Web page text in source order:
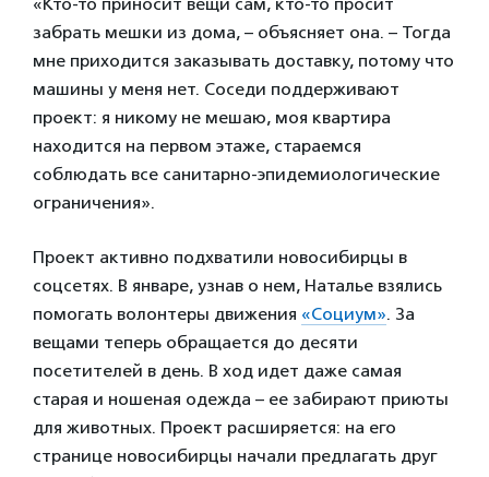
забрать мешки из дома, – объясняет она. – Тогда
мне приходится заказывать доставку, потому что
машины у меня нет. Соседи поддерживают
проект: я никому не мешаю, моя квартира
находится на первом этаже, стараемся
соблюдать все санитарно-эпидемиологические
ограничения».
Проект активно подхватили новосибирцы в
соцсетях. В январе, узнав о нем, Наталье взялись
помогать волонтеры движения «Социум». За
вещами теперь обращается до десяти
посетителей в день. В ход идет даже самая
старая и ношеная одежда – ее забирают приюты
для животных. Проект расширяется: на его
странице новосибирцы начали предлагать друг